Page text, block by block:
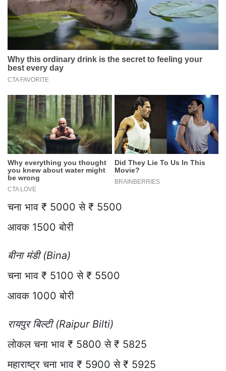
चना भाव ₹ 5000 से ₹ 5500
आवक 1500 बोरी
बीना मंडी (Bina)
चना भाव ₹ 5100 से ₹ 5500
आवक 1000 बोरी
रायपुर बिल्टी (Raipur Bilti)
लोकल चना भाव ₹ 5800 से ₹ 5825
महाराष्ट्र चना भाव ₹ 5900 से ₹ 5925